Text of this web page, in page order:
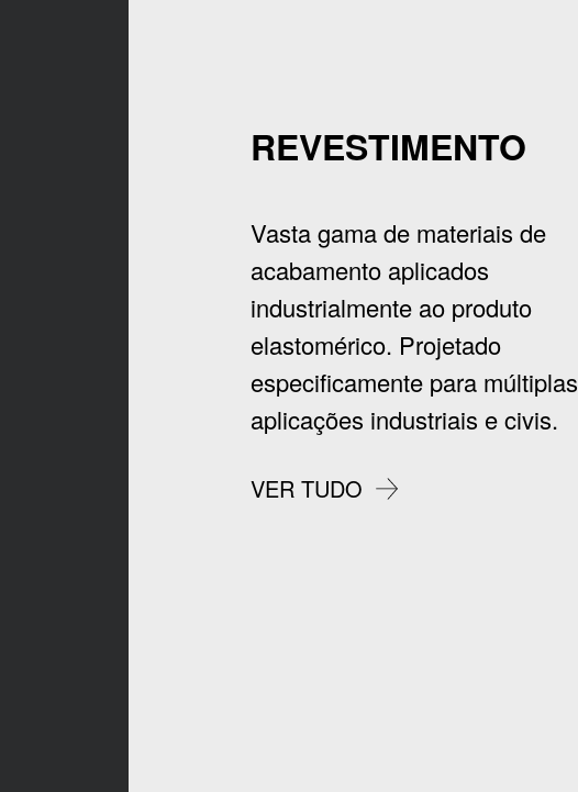
REVESTIMENTO
Vasta gama de materiais de
acabamento aplicados
industrialmente ao produto
elastomérico. Projetado
especificamente para múltiplas
aplicações industriais e civis.
VER TUDO